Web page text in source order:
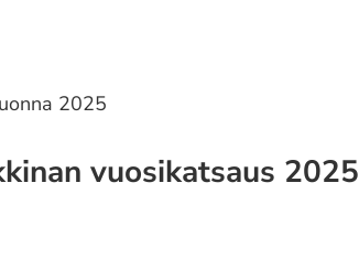
2025
vuosikatsaus 2025